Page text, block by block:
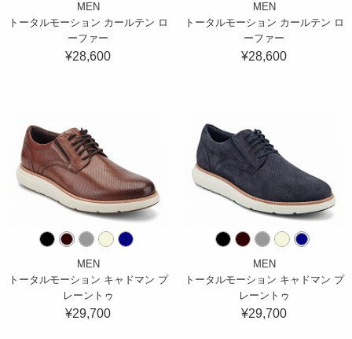
MEN
トータルモーション カールテン ロ
ーファー
¥28,600
MEN
トータルモーション カールテン ロ
ーファー
¥28,600
MEN
トータルモーション キャドマン プ
レーントゥ
¥29,700
MEN
トータルモーション キャドマン プ
レーントゥ
¥29,700